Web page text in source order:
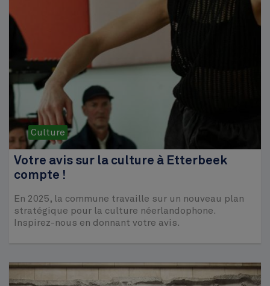
Culture
Votre avis sur la culture à Etterbeek
compte !
En 2025, la commune travaille sur un nouveau plan
stratégique pour la culture néerlandophone.
Inspirez-nous en donnant votre avis.